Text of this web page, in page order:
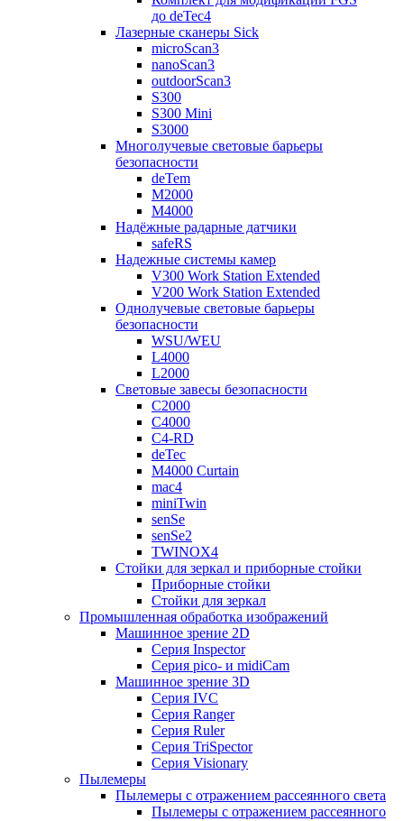
до deTec4
Лазерные сканеры Sick
microScan3
nanoScan3
outdoorScan3
S300
S300 Mini
S3000
Многолучевые световые барьеры
безопасности
deTem
M2000
M4000
Надёжные радарные датчики
safeRS
Надежные системы камер
V300 Work Station Extended
V200 Work Station Extended
Однолучевые световые барьеры
безопасности
WSU/WEU
L4000
L2000
Световые завесы безопасности
C2000
C4000
C4-RD
deTec
M4000 Curtain
mac4
miniTwin
senSe
senSe2
TWINOX4
Стойки для зеркал и приборные стойки
Приборные стойки
Стойки для зеркал
Промышленная обработка изображений
Машинное зрение 2D
Серия Inspector
Серия pico- и midiCam
Машинное зрение 3D
Серия IVC
Серия Ranger
Серия Ruler
Серия TriSpector
Серия Visionary
Пылемеры
Пылемеры с отражением рассеянного света
Пылемеры с отражением рассеянного